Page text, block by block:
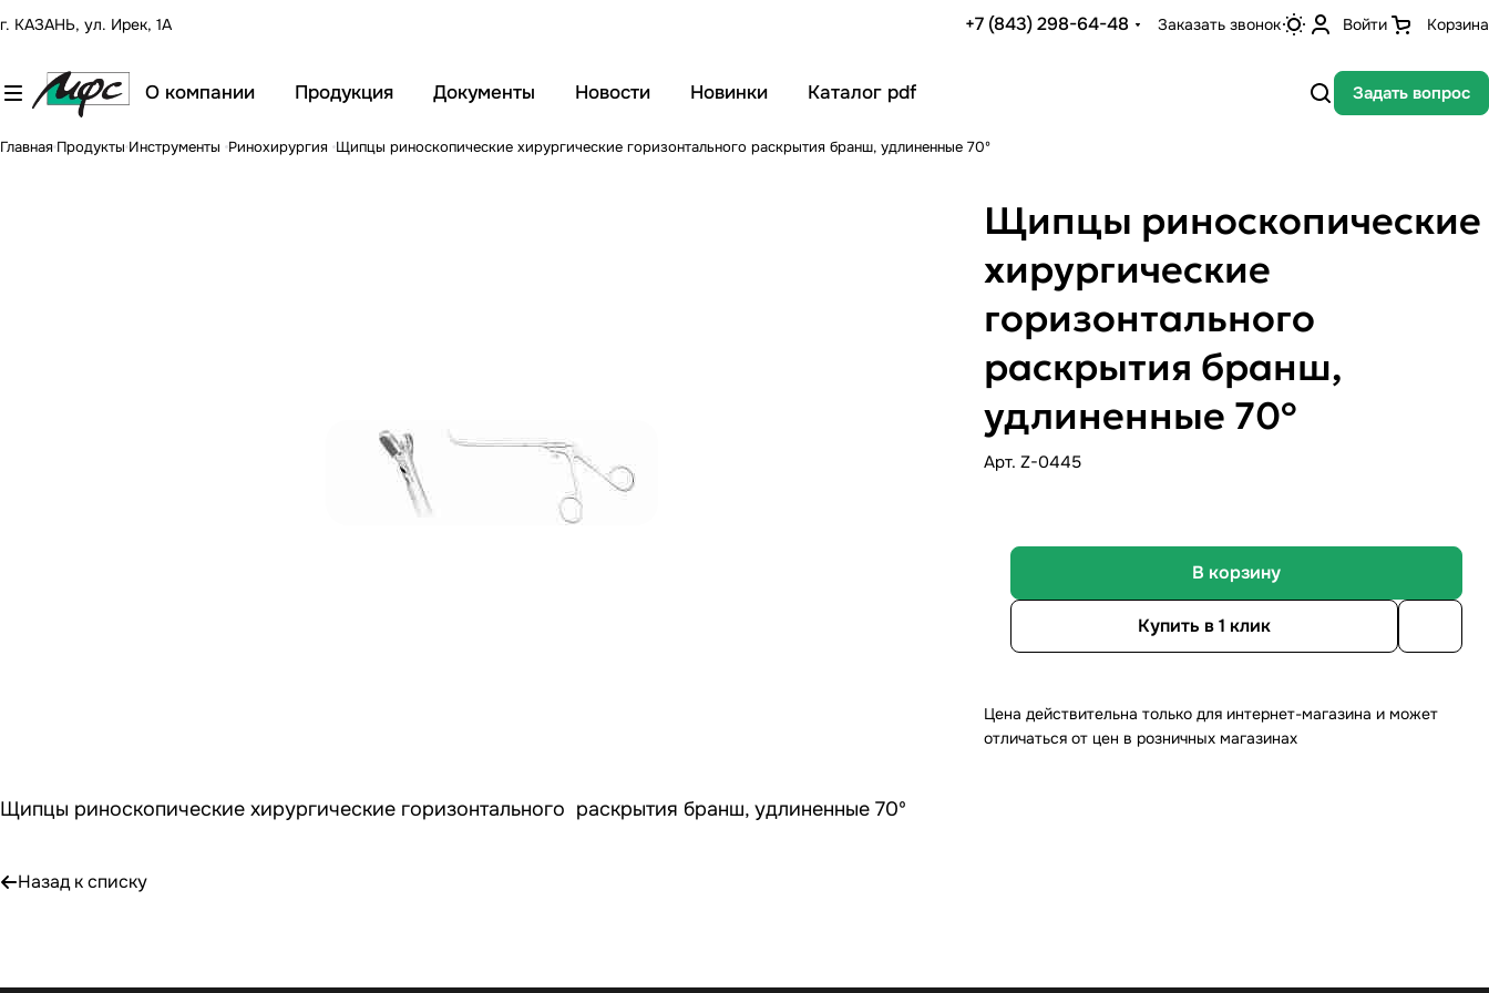
г. КАЗАНЬ, ул. Ирек, 1А +7 (843) 298-64-48 Заказать звонок Войти Корзина
О компании Продукция Документы Новости Новинки Каталог pdf Задать вопрос
Главная Продукты Инструменты Ринохирургия Щипцы риноскопические хирургические горизонтального раскрытия бранш, удлиненные 70º
Щипцы риноскопические
хирургические
горизонтального
раскрытия бранш,
удлиненные 70º
Арт. Z-0445
В корзину
Купить в 1 клик
Цена действительна только для интернет-магазина и может
отличаться от цен в розничных магазинах
Щипцы риноскопические хирургические горизонтального раскрытия бранш, удлиненные 70º
Назад к списку